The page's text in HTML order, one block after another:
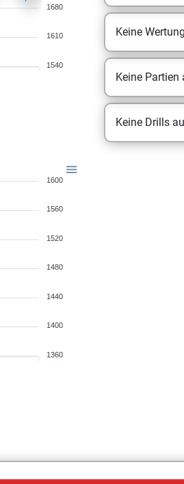
1680
1610
1540
1600
1560
1520
1480
1440
1400
1360
Keine
Keine
Keine Drills